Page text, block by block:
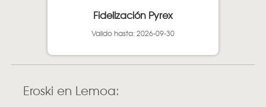
Fidelización Pyrex
Valido hasta: 2026-09-30
Eroski en Lemoa: